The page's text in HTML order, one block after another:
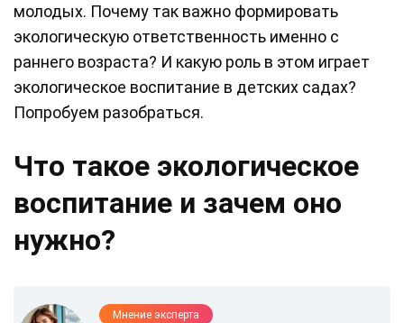
молодых. Почему так важно формировать
экологическую ответственность именно с
раннего возраста? И какую роль в этом играет
экологическое воспитание в детских садах?
Попробуем разобраться.
Что такое экологическое
воспитание и зачем оно
нужно?
Мнение эксперта